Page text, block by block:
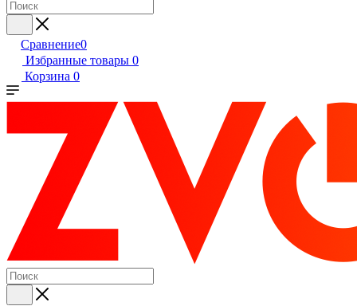
Сравнение0
Избранные товары 0
Корзина 0